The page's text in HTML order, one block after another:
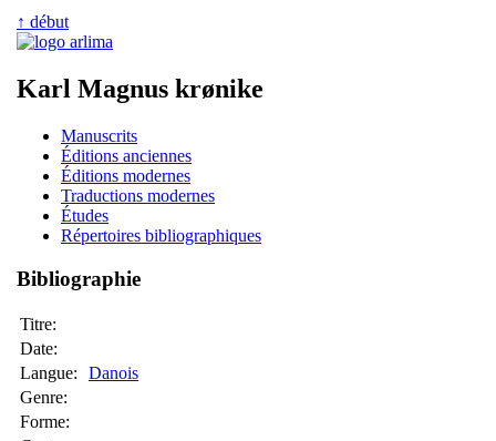
↑ début
Karl Magnus krønike
Manuscrits
Éditions anciennes
Éditions modernes
Traductions modernes
Études
Répertoires bibliographiques
Bibliographie
Titre:
Date:
Langue:
Danois
Genre:
Forme: